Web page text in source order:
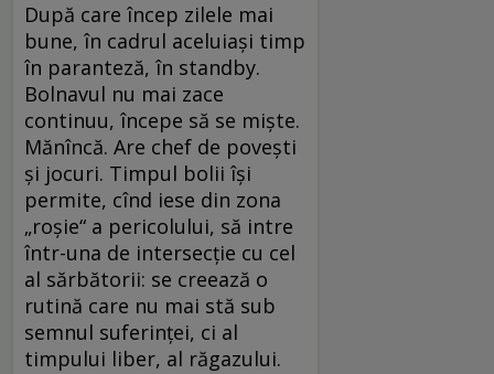
După care încep zilele mai
bune, în cadrul aceluiaşi timp
în paranteză, în standby.
Bolnavul nu mai zace
continuu, începe să se mişte.
Mănîncă. Are chef de poveşti
şi jocuri. Timpul bolii îşi
permite, cînd iese din zona
„roşie“ a pericolului, să intre
într-una de intersecţie cu cel
al sărbătorii: se creează o
rutină care nu mai stă sub
semnul suferinţei, ci al
timpului liber, al răgazului.